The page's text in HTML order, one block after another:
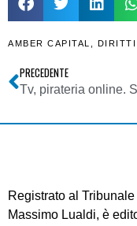
AMBER CAPITAL
PRECEDENTE
Registrato al
Massimo Lualdi, è